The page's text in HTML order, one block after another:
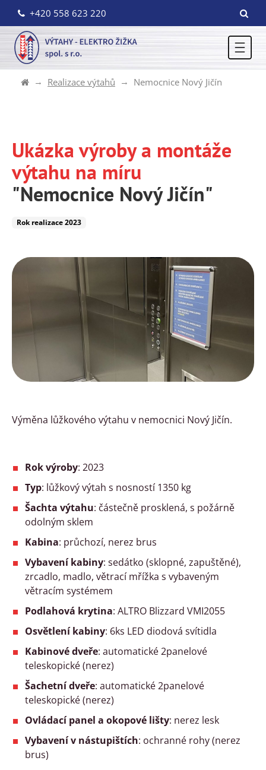
+420 558 623 220
Realizace výtahů Nemocnice Nový Jičín
Ukázka výroby a montáže
výtahu na míru
"Nemocnice Nový Jičín"
Rok realizace 2023
Výměna lůžkového výtahu v nemocnici Nový Jičín.
Rok výroby: 2023
Typ: lůžkový výtah s nosností 1350 kg
Šachta výtahu: částečně prosklená, s požárně
odolným sklem
Kabina: průchozí, nerez brus
Vybavení kabiny: sedátko (sklopné, zapuštěné),
zrcadlo, madlo, větrací mřížka s vybaveným
větracím systémem
Podlahová krytina: ALTRO Blizzard VMI2055
Osvětlení kabiny: 6ks LED diodová svítidla
Kabinové dveře: automatické 2panelové
teleskopické (nerez)
Šachetní dveře: automatické 2panelové
teleskopické (nerez)
Ovládací panel a okopové lišty: nerez lesk
Vybavení v nástupištích: ochranné rohy (nerez
brus)